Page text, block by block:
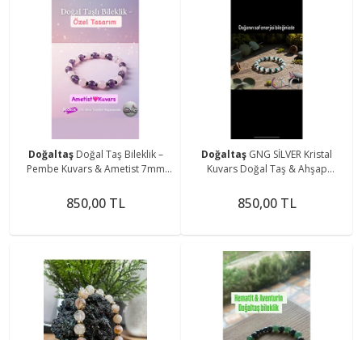
Doğaltaş Doğal Taş Bileklik –
Pembe Kuvars & Ametist 7mm
850,00 TL
Doğaltaş GNG SİLVER Kristal
Kuvars Doğal Taş & Ahşap
Boho Tarz
850,00 TL